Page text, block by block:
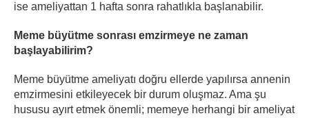
ise ameliyattan 1 hafta sonra rahatlıkla başlanabilir.
Meme büyütme sonrası emzirmeye ne zaman
başlayabilirim?
Meme büyütme ameliyatı doğru ellerde yapılırsa annenin
emzirmesini etkileyecek bir durum oluşmaz. Ama şu
hususu ayırt etmek önemli; memeye herhangi bir ameliyat